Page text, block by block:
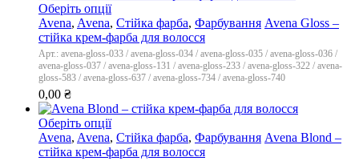
Оберіть опції
Avena, Avena, Стійка фарба, Фарбування Avena Gloss –
стійка крем-фарба для волосся
Арт.: avena-gloss-033 / avena-gloss-034 / avena-gloss-035 / avena-gloss-036 /
avena-gloss-037 / avena-gloss-131 / avena-gloss-233 / avena-gloss-322 / avena-
gloss-583 / avena-gloss-637 / avena-gloss-734 / avena-gloss-740
0,00 ₴
Оберіть опції
Avena, Avena, Стійка фарба, Фарбування Avena Blond –
стійка крем-фарба для волосся